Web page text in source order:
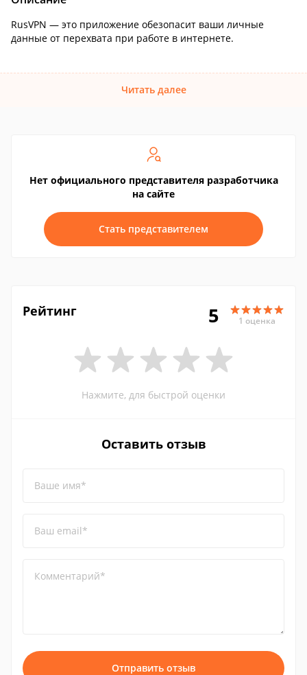
RusVPN — это приложение обезопасит ваши личные
данные от перехвата при работе в интернете.
Читать далее
Нет официального представителя разработчика
на сайте
Стать представителем
Рейтинг 5 1 оценка
Нажмите, для быстрой оценки
Оставить отзыв
Ваше имя*
Ваш email*
Комментарий*
Отправить отзыв